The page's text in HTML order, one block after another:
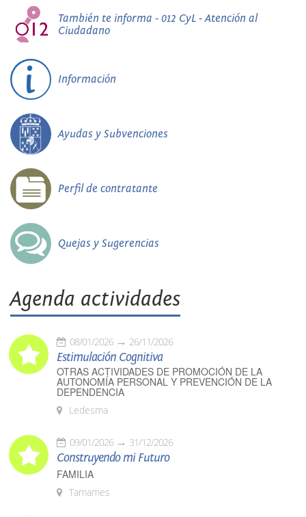
También te informa - 012 CyL - Atención al
Ciudadano
Información
Ayudas y Subvenciones
Perfil de contratante
Quejas y Sugerencias
Agenda actividades
08/01/2026 26/11/2026
Estimulación Cognitiva
OTRAS ACTIVIDADES DE PROMOCIÓN DE LA
AUTONOMÍA PERSONAL Y PREVENCIÓN DE LA
DEPENDENCIA
Ledesma
09/01/2026 31/12/2026
Construyendo mi Futuro
FAMILIA
Tamames